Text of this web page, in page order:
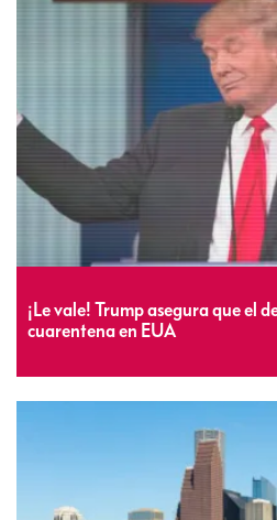
¡Le vale! Trump asegura que el
cuarentena en EUA